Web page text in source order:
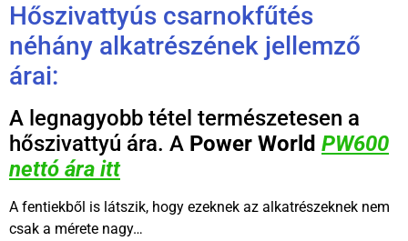
Hőszivattyús csarnokfűtés
néhány alkatrészének jellemző
árai:
A legnagyobb tétel természetesen a
hőszivattyú ára. A Power World PW600
nettó ára itt
A fentiekből is látszik, hogy ezeknek az alkatrészeknek nem
csak a mérete nagy…